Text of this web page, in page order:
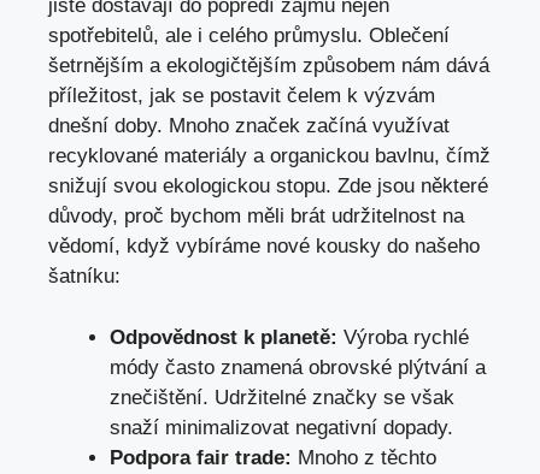
jistě dostávají do popředí zájmu nejen
spotřebitelů, ale i celého průmyslu. Oblečení
šetrnějším a ekologičtějším způsobem nám dává
příležitost, jak se postavit čelem k výzvám
dnešní doby. Mnoho značek začíná využívat
recyklované materiály a organickou bavlnu, čímž
snižují svou ekologickou stopu. Zde jsou některé
důvody, proč bychom měli brát udržitelnost na
vědomí, když vybíráme nové kousky do našeho
šatníku:
Odpovědnost k planetě: Výroba rychlé
módy často znamená obrovské plýtvání a
znečištění. Udržitelné značky se však
snaží minimalizovat negativní dopady.
Podpora fair trade: Mnoho z těchto